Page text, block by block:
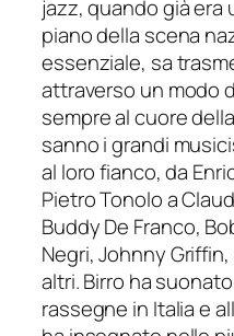
jazz, quando già era
piano della scena
essenziale, sa
attraverso un modo
sempre al cuore
sanno i grandi
al loro fianco, da
Pietro Tonolo a
Buddy De Franco,
Negri, Johnny
altri. Birro ha
rassegne in Italia e